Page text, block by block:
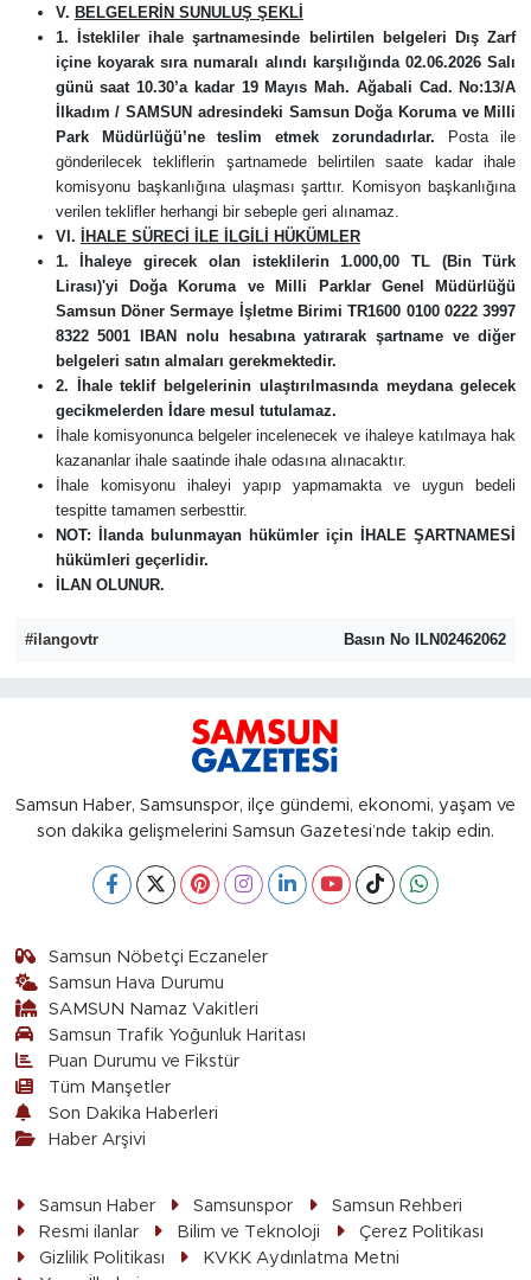
V. BELGELERİN SUNULUŞ ŞEKLİ
1.
İstekliler ihale şartnamesinde belirtilen belgeleri Dış Zarf
içine koyarak sıra numaralı alındı karşılığında 02.06.2026 Salı
günü saat 10.30’a kadar 19 Mayıs Mah. Ağabali Cad. No:13/A
İlkadım / SAMSUN adresindeki Samsun Doğa Koruma ve Milli
Park Müdürlüğü’ne teslim etmek zorundadırlar. Posta ile
gönderilecek tekliflerin şartnamede belirtilen saate kadar ihale
komisyonu başkanlığına ulaşması şarttır. Komisyon başkanlığına
verilen teklifler herhangi bir sebeple geri alınamaz.
VI.
İHALE SÜRECİ İLE İLGİLİ HÜKÜMLER
1.
İhaleye girecek olan isteklilerin 1.000,00 TL (Bin Türk
Lirası)'yi Doğa Koruma ve Milli Parklar Genel Müdürlüğü
Samsun Döner Sermaye İşletme Birimi TR1600 0100 0222 3997
8322 5001 IBAN nolu hesabına yatırarak şartname ve diğer
belgeleri satın almaları gerekmektedir.
2.
İhale teklif belgelerinin ulaştırılmasında meydana gelecek
gecikmelerden İdare mesul tutulamaz.
İhale komisyonunca belgeler incelenecek ve ihaleye katılmaya hak
kazananlar ihale saatinde ihale odasına alınacaktır.
İhale komisyonu ihaleyi yapıp yapmamakta ve uygun bedeli
tespitte tamamen serbesttir.
NOT: İlanda bulunmayan hükümler için İHALE ŞARTNAMESİ
hükümleri geçerlidir.
İLAN OLUNUR.
#ilangovtr Basın No ILN02462062
Samsun Haber, Samsunspor, ilçe gündemi, ekonomi, yaşam ve
son dakika gelişmelerini Samsun Gazetesi’nde takip edin.
Samsun Nöbetçi Eczaneler
Samsun Hava Durumu
SAMSUN Namaz Vakitleri
Samsun Trafik Yoğunluk Haritası
Puan Durumu ve Fikstür
Tüm Manşetler
Son Dakika Haberleri
Haber Arşivi
Samsun Haber Samsunspor
Samsun Rehberi
Resmi ilanlar
Bilim ve Teknoloji
Çerez Politikası
Gizlilik Politikası
KVKK Aydınlatma Metni